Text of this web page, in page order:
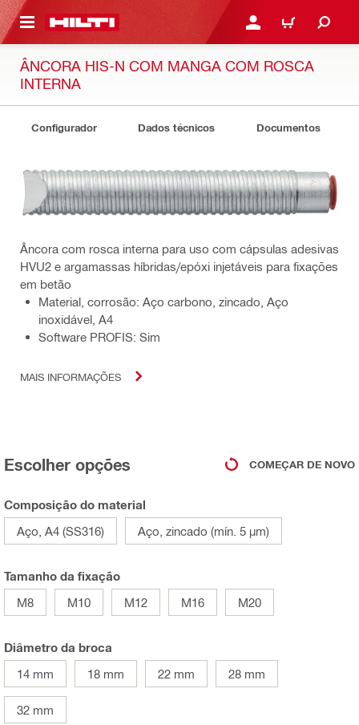
CONTENT ENTRAR OU REGISTAR
CARRINHO
ÂNCORA HIS-N COM MANGA COM ROSCA
INTERNA
Configurador Dados técnicos Documentos
Âncora com rosca interna para uso com cápsulas adesivas
HVU2 e argamassas híbridas/epóxi injetáveis para fixações
em betão
Material, corrosão: Aço carbono, zincado, Aço
inoxidável, A4
Software PROFIS: Sim
MAIS INFORMAÇÕES
Escolher opções COMEÇAR DE NOVO
Composição do material
Aço, A4 (SS316)
Aço, zincado (mín. 5 µm)
Tamanho da fixação
M8
M10 M12 M16 M20
Diâmetro da broca
14 mm
18 mm 22 mm 28 mm
32 mm